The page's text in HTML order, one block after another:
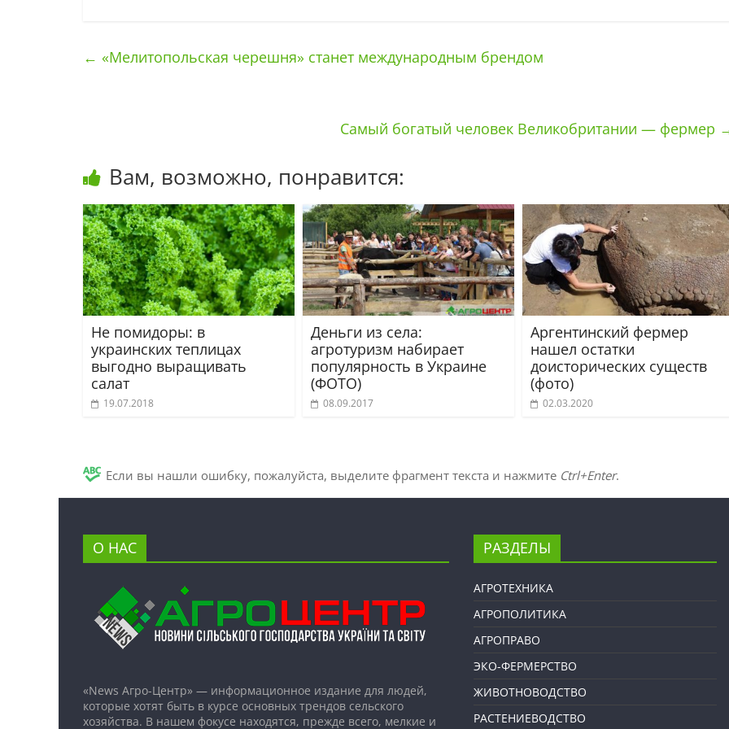
← «Мелитопольская черешня» станет международным брендом
Самый богатый человек Великобритании — фермер
Вам, возможно, понравится:
Не помидоры: в
украинских теплицах
выгодно выращивать
салат
19.07.2018
Деньги из села:
агротуризм набирает
популярность в Украине
(ФОТО)
08.09.2017
Аргентинский фермер
нашел остатки
доисторических существ
(фото)
02.03.2020
Если вы нашли ошибку, пожалуйста, выделите фрагмент текста и нажмите Ctrl+Enter.
О НАС
«News Агро-Центр» — информационное издание для людей,
которые хотят быть в курсе основных трендов сельского
хозяйства. В нашем фокусе находятся, прежде всего, мелкие и
РАЗДЕЛЫ
АГРОТЕХНИКА
АГРОПОЛИТИКА
АГРОПРАВО
ЭКО-ФЕРМЕРСТВО
ЖИВОТНОВОДСТВО
РАСТЕНИЕВОДСТВО